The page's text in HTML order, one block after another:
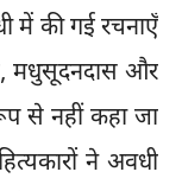
में की गई रचनाएँ
मधुसूदनदास और
रूप से नहीं कहा जा
ने अवधी